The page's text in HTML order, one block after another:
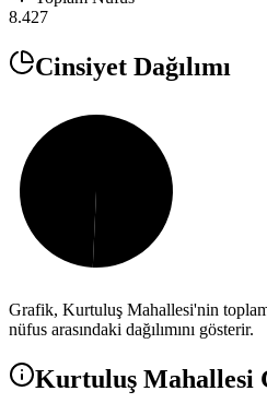
8.427
Cinsiyet Dağılımı
Grafik, Kurtuluş Mahallesi'nin
nüfus arasındaki dağılımını gösterir.
Kurtuluş Mahallesi